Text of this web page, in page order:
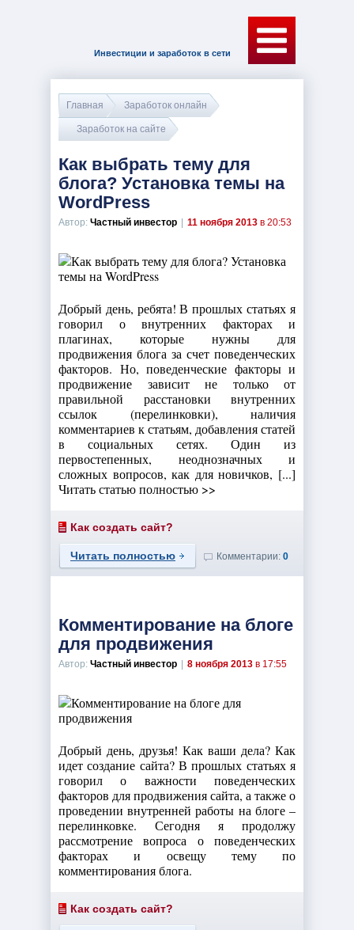
Инвестиции и заработок в сети
Главная Заработок онлайн
Заработок на сайте
Как выбрать тему для
блога? Установка темы на
WordPress
Автор: Частный инвестор 11 ноября 2013 в 20:53
Добрый день, ребята! В прошлых статьях я
говорил о внутренних факторах и
плагинах, которые нужны для
продвижения блога за счет поведенческих
факторов. Но, поведенческие факторы и
продвижение зависит не только от
правильной расстановки внутренних
ссылок (перелинковки), наличия
комментариев к статьям, добавления статей
в социальных сетях. Один из
первостепенных, неоднозначных и
сложных вопросов, как для новичков, [...]
Читать статью полностью >>
Как создать сайт?
Читать полностью Комментарии: 0
Комментирование на блоге
для продвижения
Автор: Частный инвестор 8 ноября 2013 в 17:55
Добрый день, друзья! Как ваши дела? Как
идет создание сайта? В прошлых статьях я
говорил о важности поведенческих
факторов для продвижения сайта, а также о
проведении внутренней работы на блоге –
перелинковке. Сегодня я продолжу
рассмотрение вопроса о поведенческих
факторах и освещу тему по
комментирования блога.
Как создать сайт?